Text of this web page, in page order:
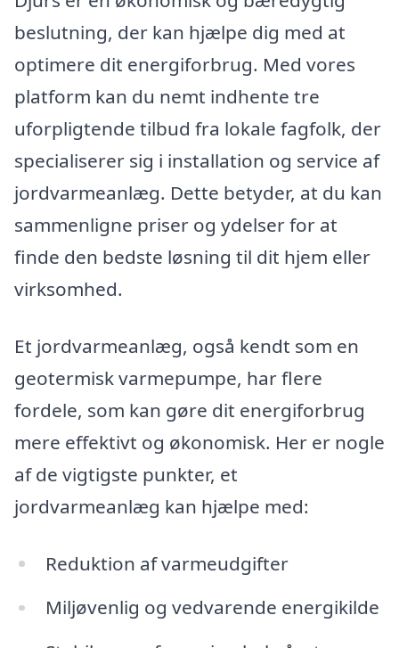
beslutning, der kan hjælpe dig med at
optimere dit energiforbrug. Med vores
platform kan du nemt indhente tre
uforpligtende tilbud fra lokale fagfolk, der
specialiserer sig i installation og service af
jordvarmeanlæg. Dette betyder, at du kan
sammenligne priser og ydelser for at
finde den bedste løsning til dit hjem eller
virksomhed.
Et jordvarmeanlæg, også kendt som en
geotermisk varmepumpe, har flere
fordele, som kan gøre dit energiforbrug
mere effektivt og økonomisk. Her er nogle
af de vigtigste punkter, et
jordvarmeanlæg kan hjælpe med:
Reduktion af varmeudgifter
Miljøvenlig og vedvarende energikilde